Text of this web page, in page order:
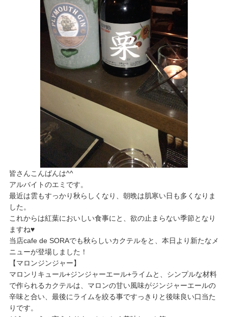
皆さんこんばんは^^
​アルバイトのエミです。
​最近は雲もすっかり秋らしくなり、朝晩は肌寒い日も多くなりま
した。
​これからは紅葉においしい食事にと、欲の止まらない季節となり
ますね♥
​当店cafe de SORAでも秋らしいカクテルをと、本日より新たなメ
ニューが登場しました！
​【マロンジンジャー】
​マロンリキュール+ジンジャーエール+ライムと、シンプルな材料
で作られるカクテルは、マロンの甘い風味がジンジャーエールの
辛味と合い、最後にライムを絞る事ですっきりと後味良い口当た
りです。